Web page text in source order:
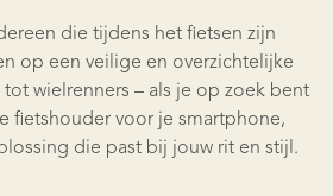
die tijdens het fietsen zijn
op een veilige en overzichtelijke
tot wielrenners – als je op zoek bent
fietshouder voor je smartphone,
die past bij jouw rit en stijl.